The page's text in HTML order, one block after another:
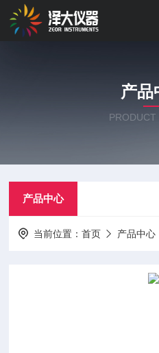
产品
PRODUCT
产品中心
当前位置：首页 产品中心